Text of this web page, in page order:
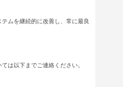
ムを継続的に改善し、常に最良
は以下までご連絡ください。